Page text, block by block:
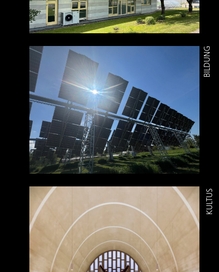
BILDUNG
PROJEKTÜBERSICHT
KULTUS
PROJEKTÜBERSICHT